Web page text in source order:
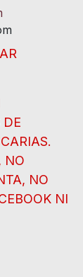
DE
NO
NO
NI